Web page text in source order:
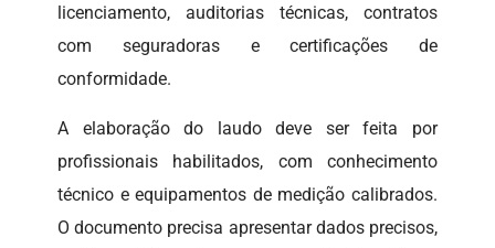
licenciamento, auditorias técnicas, contratos
com seguradoras e certificações de
conformidade.
A elaboração do laudo deve ser feita por
profissionais habilitados, com conhecimento
técnico e equipamentos de medição calibrados.
O documento precisa apresentar dados precisos,